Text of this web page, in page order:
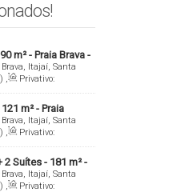
ㅤ
m² - Praia Brava -
Brava, Itajaí, Santa
,
Privativo:
, 5 Vaga(s) ,
m² - Praia
Brava, Itajaí, Santa
,
Privativo:
, 3 ~ 33 Vaga(s) ,
Suítes - 181 m² -
Brava, Itajaí, Santa
,
Privativo: